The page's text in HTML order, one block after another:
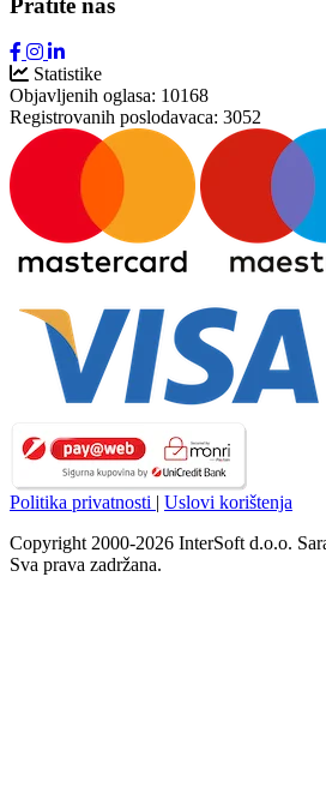
Pratite nas
Statistike
Objavljenih oglasa: 10168
Registrovanih poslodavaca: 3052
Politika privatnosti | Uslovi korištenja
Copyright 2000-2026 InterSoft d.o.o.
Sva prava zadržana.